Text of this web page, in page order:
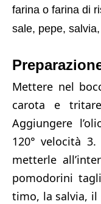
farina o farina di
sale, pepe,
Mettere nel
carota e
Aggiungere
120° velocità
metterle
pomodorini
timo, la salvia, il